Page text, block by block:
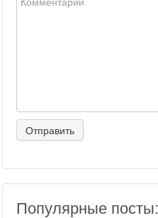
Популярные посты: